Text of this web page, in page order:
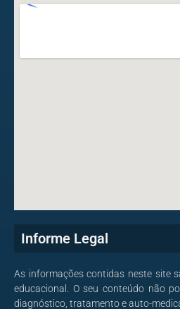
Informe Legal
As informações contidas neste site
educacional. O seu conteúdo não
diagnóstico, tratamento e auto-